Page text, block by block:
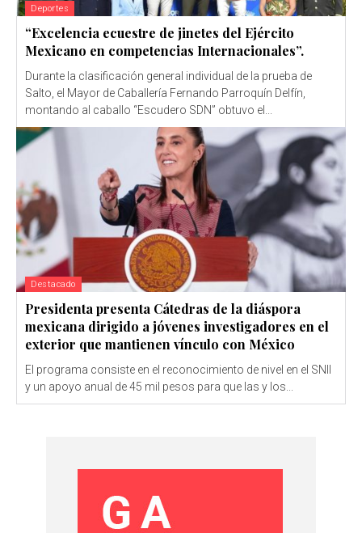
Deportes
“Excelencia ecuestre de jinetes del Ejército
Mexicano en competencias Internacionales”.
Durante la clasificación general individual de la prueba de
Salto, el Mayor de Caballería Fernando Parroquín Delfín,
montando al caballo “Escudero SDN” obtuvo el...
Destacado
Presidenta presenta Cátedras de la diáspora
mexicana dirigido a jóvenes investigadores en el
exterior que mantienen vínculo con México
El programa consiste en el reconocimiento de nivel en el SNII
y un apoyo anual de 45 mil pesos para que las y los...